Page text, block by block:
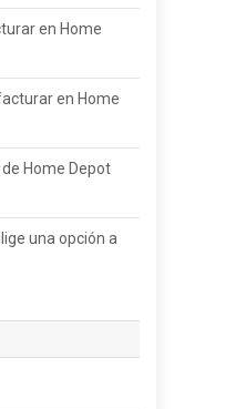
en Home
en Home
Home Depot
una opción a